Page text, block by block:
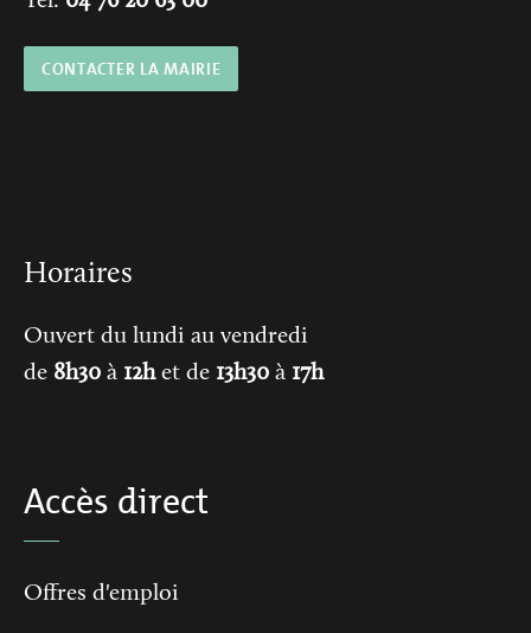
CONTACTER LA MAIRIE
Horaires
Ouvert du lundi au vendredi
de 8h30 à 12het de 13h30 à 17h
Accès direct
Offres d'emploi